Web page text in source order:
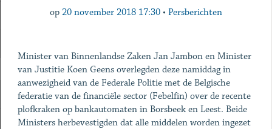
op 20 november 2018 17:30 • Persberichten
Minister van Binnenlandse Zaken Jan Jambon en Minister
van Justitie Koen Geens overlegden deze namiddag in
aanwezigheid van de Federale Politie met de Belgische
federatie van de financiële sector (Febelfin) over de recente
plofkraken op bankautomaten in Borsbeek en Leest. Beide
Ministers herbevestigden dat alle middelen worden ingezet